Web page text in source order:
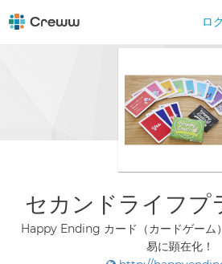
ロ
セカンドライフプ
Happy Ending カード（カードゲーム
易に顕在化！